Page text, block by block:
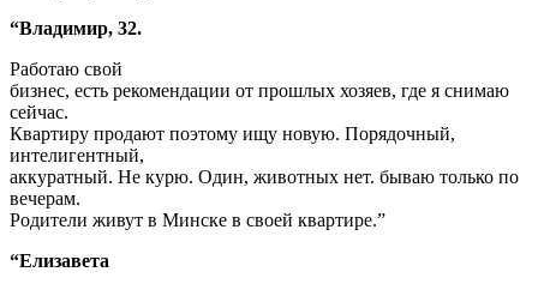
“Владимир, 32.
Работаю свой
бизнес, есть рекомендации от прошлых хозяев, где я снимаю
сейчас.
Квартиру продают поэтому ищу новую. Порядочный,
интелигентный,
аккуратный. Не курю. Один, животных нет. бываю только по
вечерам.
Родители живут в Минске в своей квартире.”
“Елизавета